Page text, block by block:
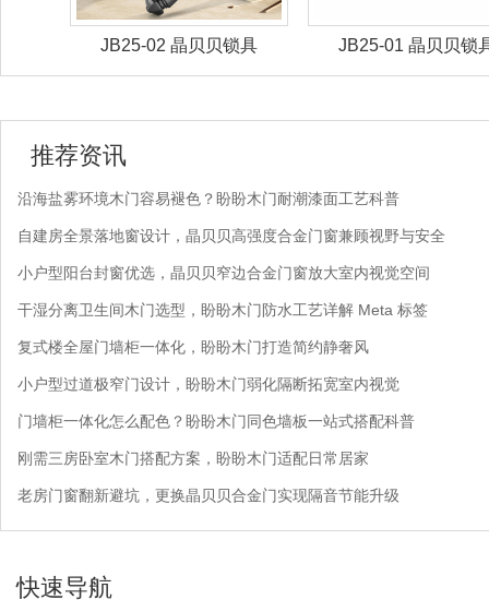
JB25-02 晶贝贝锁具 JB25-01 晶贝贝锁
推荐资讯
沿海盐雾环境木门容易褪色？盼盼木门耐潮漆面工艺科普
自建房全景落地窗设计，晶贝贝高强度合金门窗兼顾视野与安全
小户型阳台封窗优选，晶贝贝窄边合金门窗放大室内视觉空间
干湿分离卫生间木门选型，盼盼木门防水工艺详解 Meta 标签
复式楼全屋门墙柜一体化，盼盼木门打造简约静奢风
小户型过道极窄门设计，盼盼木门弱化隔断拓宽室内视觉
门墙柜一体化怎么配色？盼盼木门同色墙板一站式搭配科普
刚需三房卧室木门搭配方案，盼盼木门适配日常居家
老房门窗翻新避坑，更换晶贝贝合金门实现隔音节能升级
快速导航